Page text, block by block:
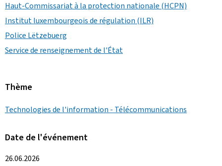
Haut-Commissariat à la protection nationale (HCPN)
Institut luxembourgeois de régulation (ILR)
Police Lëtzebuerg
Service de renseignement de l'État
Thème
Technologies de l'information - Télécommunications
Date de l'événement
26.06.2026